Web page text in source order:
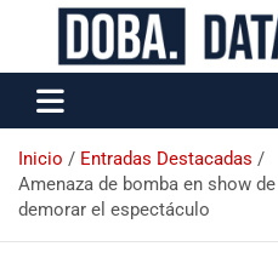
Data Oeste BA
Inicio
Entradas Destacadas
Amenaza de bomba en show
demorar el espectáculo